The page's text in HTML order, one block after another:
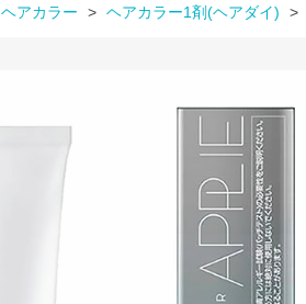
ヘアカラー > ヘアカラー1剤(ヘアダイ) >